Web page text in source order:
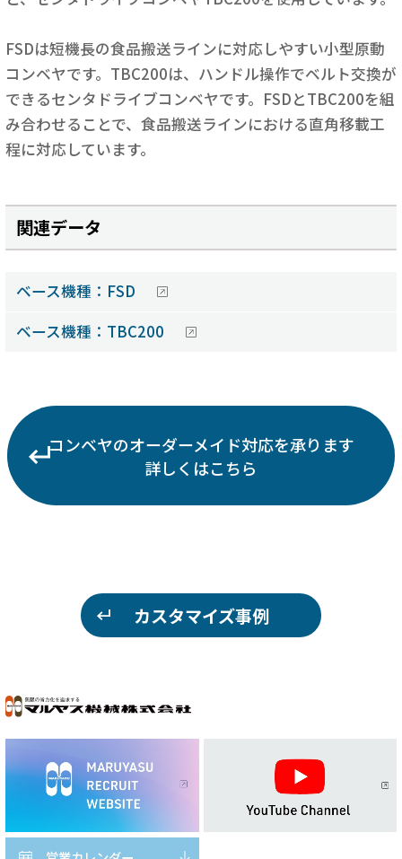
FSDは短機長の食品搬送ラインに対応しやすい小型原動
コンベヤです。TBC200は、ハンドル操作でベルト交換が
できるセンタドライブコンベヤです。FSDとTBC200を組
み合わせることで、食品搬送ラインにおける直角移載工
程に対応しています。
関連データ
ベース機種：FSD
ベース機種：TBC200
コンベヤのオーダーメイド対応を承ります
詳しくはこちら
カスタマイズ事例